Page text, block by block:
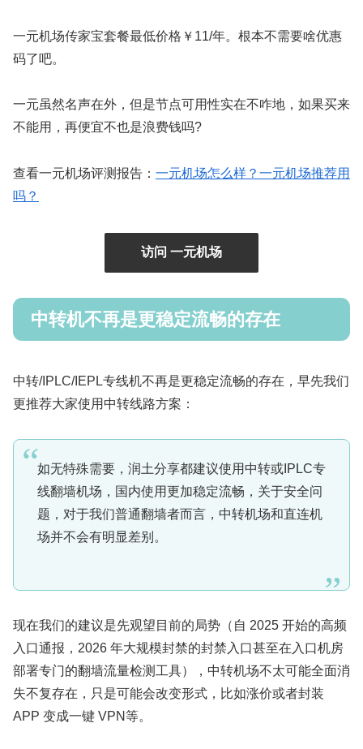
一元机场传家宝套餐最低价格￥11/年。根本不需要啥优惠
码了吧。
一元虽然名声在外，但是节点可用性实在不咋地，如果买来
不能用，再便宜不也是浪费钱吗?
查看一元机场评测报告： 一元机场怎么样？一元机场推荐用
吗？
访问 一元机场
中转机不再是更稳定流畅的存在
中转/IPLC/IEPL专线机不再是更稳定流畅的存在，早先我们
更推荐大家使用中转线路方案：
如无特殊需要，润土分享都建议使用中转或IPLC专
线翻墙机场，国内使用更加稳定流畅，关于安全问
题，对于我们普通翻墙者而言，中转机场和直连机
场并不会有明显差别。
现在我们的建议是先观望目前的局势（自 2025 开始的高频
入口通报，2026 年大规模封禁的封禁入口甚至在入口机房
部署专门的翻墙流量检测工具），中转机场不太可能全面消
失不复存在，只是可能会改变形式，比如涨价或者封装
APP 变成一键 VPN等。